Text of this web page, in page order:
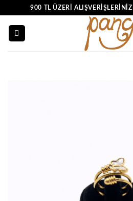
900 TL ÜZERI